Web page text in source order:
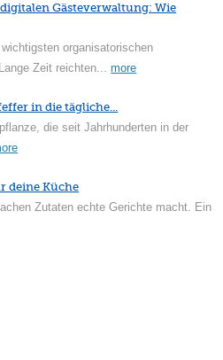
Gästeverwaltung: Wie
organisatorischen
Zeit reichten...more
in die tägliche...
die seit Jahrhunderten in der
deine Küche
Zutaten echte Gerichte macht. Ein